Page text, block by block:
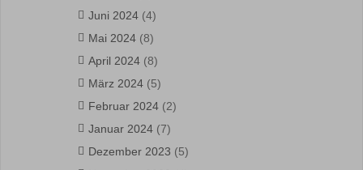
Juni 2024 (4)
Mai 2024 (8)
April 2024 (8)
März 2024 (5)
Februar 2024 (2)
Januar 2024 (7)
Dezember 2023 (5)